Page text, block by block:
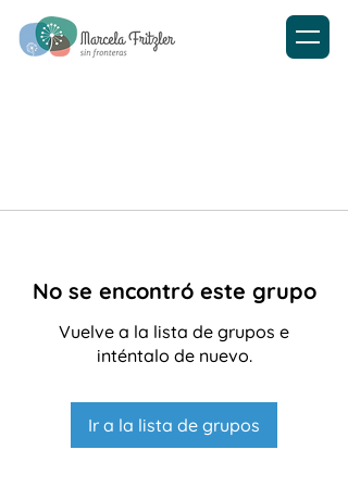
No se encontró este grupo
Vuelve a la lista de grupos e
inténtalo de nuevo.
Ir a la lista de grupos